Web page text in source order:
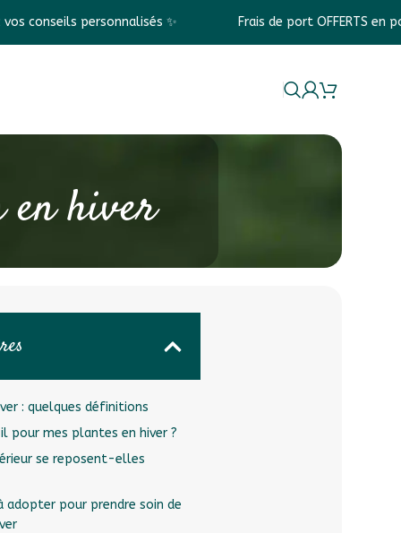
✨ Frais de port OFFERTS en point relais dès 69€
en hiver
: quelques définitions
pour mes plantes en hiver ?
se reposent-elles
adopter pour prendre soin de